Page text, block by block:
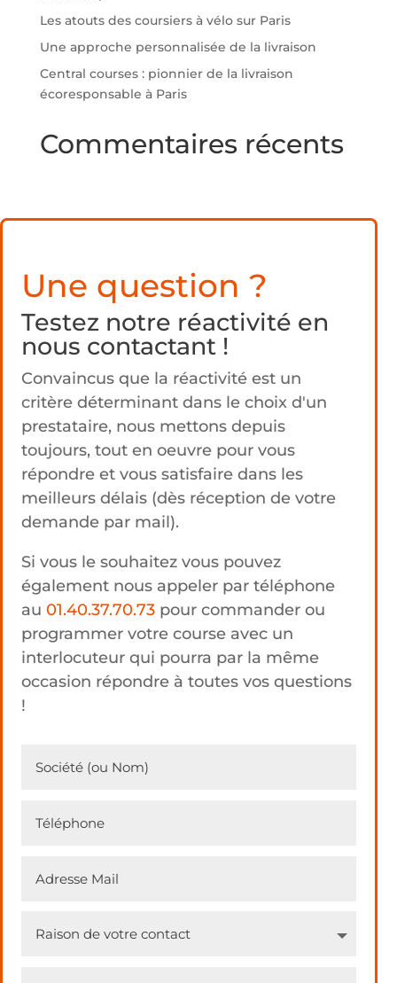
Les atouts des coursiers à vélo sur Paris
Une approche personnalisée de la livraison
Central courses : pionnier de la livraison
écoresponsable à Paris
Commentaires récents
Une question ?
Testez notre réactivité en
nous contactant !
Convaincus que la réactivité est un
critère déterminant dans le choix d'un
prestataire, nous mettons depuis
toujours, tout en oeuvre pour vous
répondre et vous satisfaire dans les
meilleurs délais (dès réception de votre
demande par mail).
Si vous le souhaitez vous pouvez
également nous appeler par téléphone
au 01.40.37.70.73pour commander ou
programmer votre course avec un
interlocuteur qui pourra par la même
occasion répondre à toutes vos questions
!